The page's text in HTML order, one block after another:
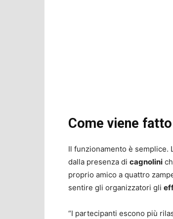
Come viene
Il funzionamento è semplice.
dalla presenza di cagnolini
proprio amico a quattro
sentire gli organizzatori gli
“I partecipanti escono più